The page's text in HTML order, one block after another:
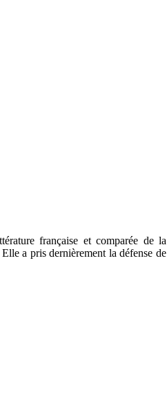
française et comparée de la
a pris dernièrement la défense de